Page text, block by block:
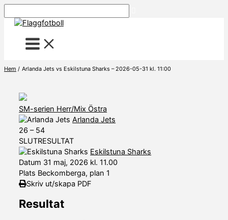
till
Hem Arlanda Jets vs Eskilstuna Sharks – 2026-05-31 kl. 11:00
SM-serien Herr/Mix Östra
Arlanda Jets
26 – 54
SLUTRESULTAT
Eskilstuna Sharks
Datum 31 maj, 2026 kl. 11.00
Plats Beckomberga, plan 1
Skriv ut/skapa PDF
Resultat